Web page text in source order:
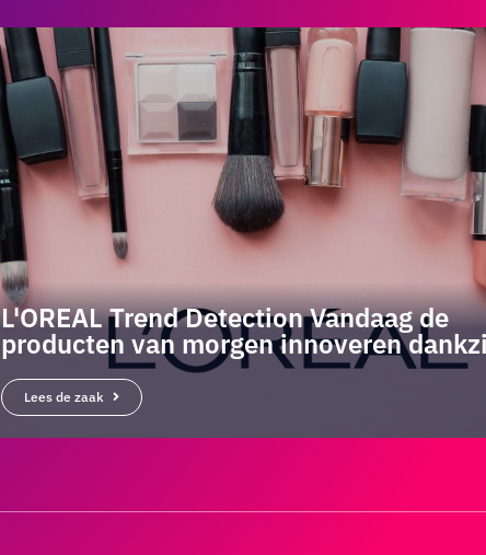
L'OREAL Trend Detection Vandaag de
producten van morgen innoveren
Lees de zaak